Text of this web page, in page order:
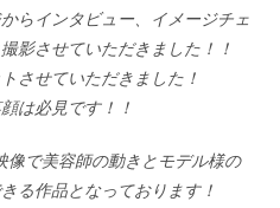
らインタビュー、イメージチェ
影させていただきました！！
させていただきました！
は必見です！！
像で美容師の動きとモデル様の
る作品となっております！